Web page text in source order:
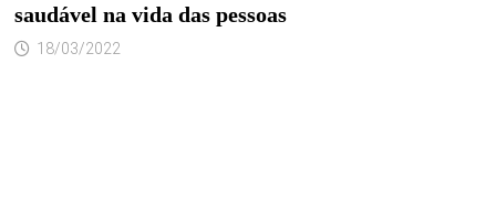
saudável na vida das pessoas
18/03/2022